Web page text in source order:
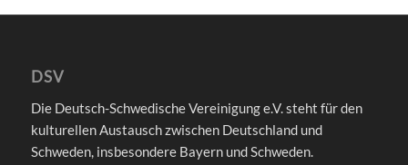
DSV
Die Deutsch-Schwedische Vereinigung e.V. steht für den
kulturellen Austausch zwischen Deutschland und
Schweden, insbesondere Bayern und Schweden.